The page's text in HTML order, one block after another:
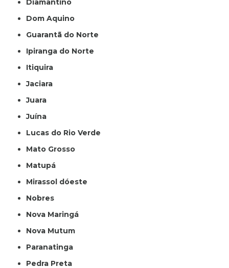
Diamantino
Dom Aquino
Guarantã do Norte
Ipiranga do Norte
Itiquira
Jaciara
Juara
Juína
Lucas do Rio Verde
Mato Grosso
Matupá
Mirassol dóeste
Nobres
Nova Maringá
Nova Mutum
Paranatinga
Pedra Preta